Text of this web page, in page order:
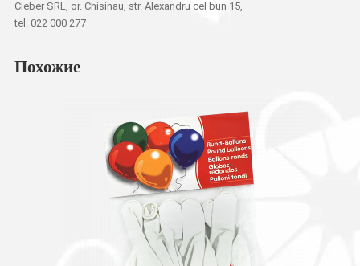
Cleber SRL, or. Chisinau, str. Alexandru cel bun 15,
tel. 022 000 277
Похожие